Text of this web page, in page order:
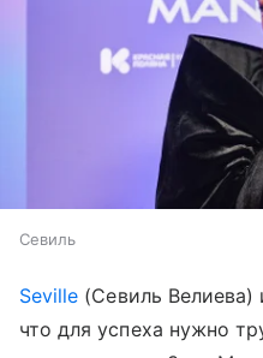
Севиль
Seville (Севиль Велиева)
что для успеха нужно